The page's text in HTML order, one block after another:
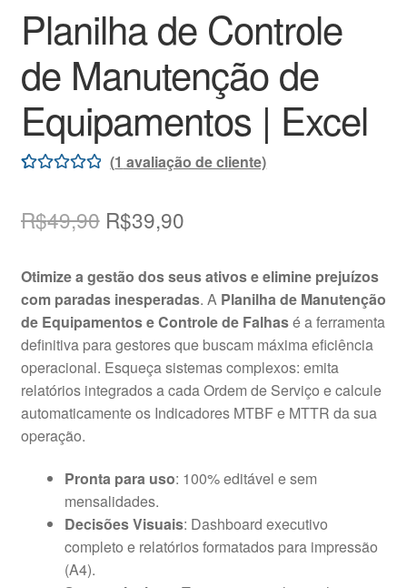
Planilha de Controle
de Manutenção de
Equipamentos | Excel
5, com
avaliação de
cliente
(1 avaliação de cliente)
R$49,90 O
original
era:
R$49,90.
R$39,90O
atual
é:
R$39,90.
Otimize a gestão dos seus ativos e elimine prejuízos
com paradas inesperadas. A Planilha de Manutenção
de Equipamentos e Controle de Falhasé a ferramenta
definitiva para gestores que buscam máxima eficiência
operacional. Esqueça sistemas complexos: emita
relatórios integrados a cada Ordem de Serviço e calcule
automaticamente os Indicadores MTBF e MTTR da sua
operação.
Pronta para uso: 100% editável e sem
mensalidades.
Decisões Visuais: Dashboard executivo
completo e relatórios formatados para impressão
(A4).